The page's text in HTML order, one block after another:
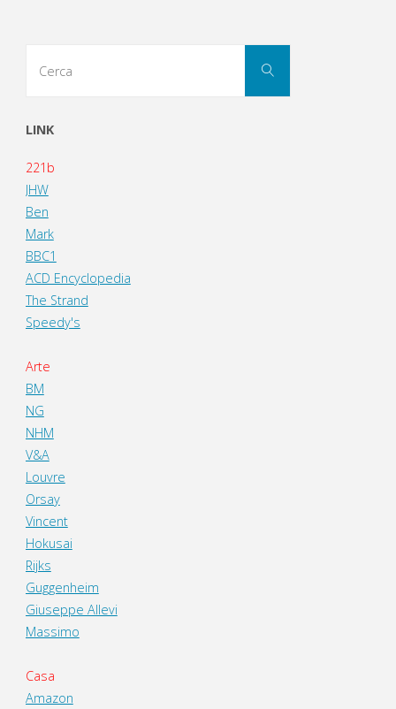
Cerca
LINK
221b
JHW
Ben
Mark
BBC1
ACD Encyclopedia
The Strand
Speedy's
Arte
BM
NG
NHM
V&A
Louvre
Orsay
Vincent
Hokusai
Rijks
Guggenheim
Giuseppe Allevi
Massimo
Casa
Amazon